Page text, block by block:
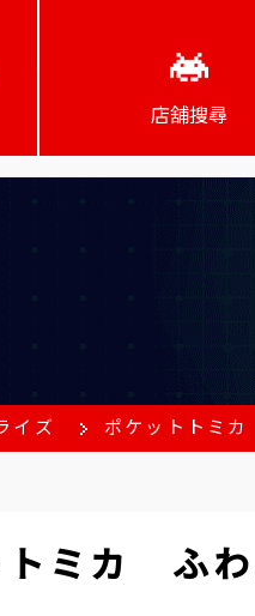
店舖搜尋
イズ ポケットトミ
トミカ ふわ